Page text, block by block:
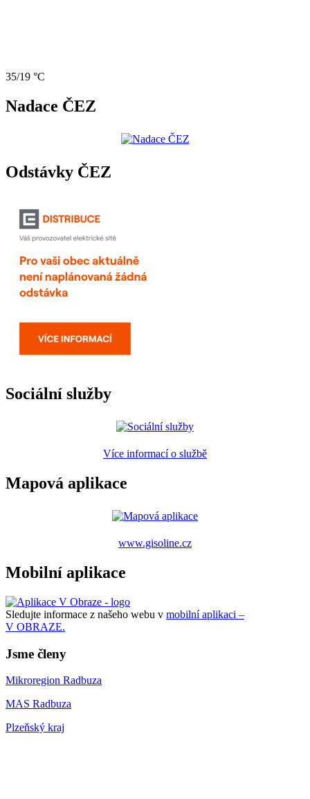
35/19 °C
Nadace ČEZ
Odstávky ČEZ
Sociální služby
Více informací o službě
Mapová aplikace
www.gisoline.cz
Mobilní aplikace
Sledujte informace z našeho webu v mobilní aplikaci –
V OBRAZE.
Jsme členy
Mikroregion Radbuza
MAS Radbuza
Plzeňský kraj